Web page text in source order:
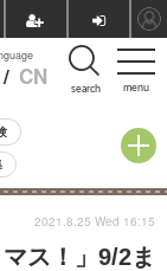
menu
/ CN search
受験
ス！」9/2ま
2021.8.25 Wed 16:15